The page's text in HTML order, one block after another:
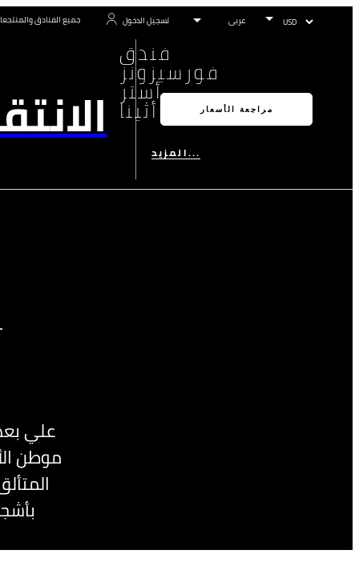
جميع الفنادق تسجيل الدخول
فندق
فورسيزونز
أستر
بالاس أثينا
المزيد...
مراجعة الأسعار
موطن